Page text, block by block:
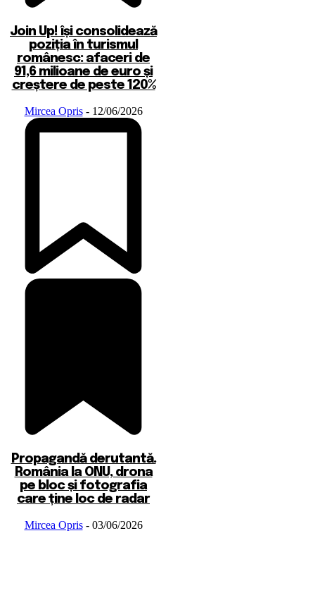
Join Up! își consolidează
poziția în turismul
românesc: afaceri de
91,6 milioane de euro și
creștere de peste 120%
Mircea Opris - 12/06/2026
Propagandă derutantă.
România la ONU, drona
pe bloc și fotografia
care ține loc de radar
Mircea Opris - 03/06/2026